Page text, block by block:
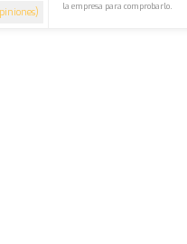
la empresa para comprobarlo.